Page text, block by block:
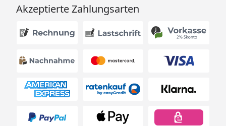
Akzeptierte Zahlungsarten